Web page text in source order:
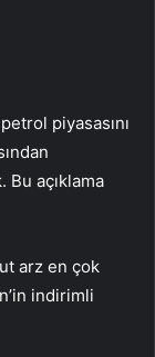
piyasasını
Bu açıklama
arz en çok
indirimli